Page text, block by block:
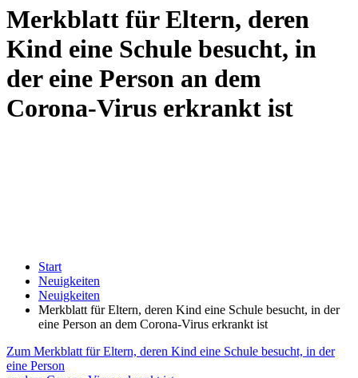
Merkblatt für Eltern, deren
Kind eine Schule besucht, in
der eine Person an dem
Corona-Virus erkrankt ist
Start
Neuigkeiten
Neuigkeiten
Merkblatt für Eltern, deren Kind eine Schule besucht, in der
eine Person an dem Corona-Virus erkrankt ist
Zum Merkblatt für Eltern, deren Kind eine Schule besucht, in der
eine Person